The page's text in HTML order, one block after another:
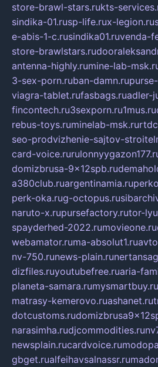
store-brawl-stars.rukts-
sindika-01.rusp-life.rux-legion.ru
e-abis-1-c.rusindika01.ruvenda-
store-brawlstars.ru
antenna-highly.rumine-lab-
3-sex-porn.ruban-damn.ru
viagra-tablet.rufasbags.ruadler-
fincontech.ru3sexporn.ru1mus.ru
rebus-toys.ruminelab-msk.ru
seo-prodvizhenie-sajtov-
card-voice.ru
domizbrusa-9x12spb.ru
a380club.ruargentinamia.ru
perk-oka.rug-octopus.ru
naruto-x.rupursefactory.rutor-
spayderhed-2022.rumovieone.ru
webamator.ruma-absolut1.ru
nv-750.runews-plain.ru
dizfiles.ruyoutubefree.ruaria-
planeta-samara.rumysmartbuy.ru
matrasy-kemerovo.ruashanet.ru
dotcustoms.ru
narasimha.rudjcommodities.ru
newsplain.rucardvoice.ru
gbget.rualfeihavsalnassr.ru